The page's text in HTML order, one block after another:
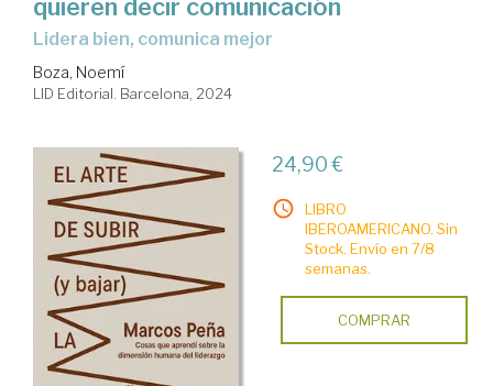
quieren decir comunicación
lidera bien, comunica mejor
Boza, Noemí
LID Editorial. Barcelona, 2024
24,90 €
LIBRO
IBEROAMERICANO. Sin
Stock. Envío en 7/8
semanas.
COMPRAR